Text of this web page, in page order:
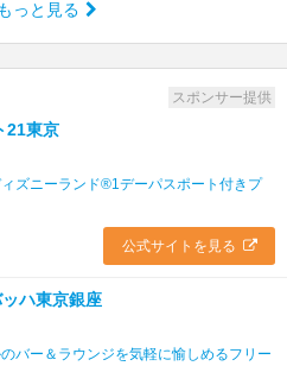
っと見る
スポンサー提供
21東京
ズニーランド®1デーパスポート付きプ
公式サイトを見る
ハ東京銀座
バー＆ラウンジを気軽に愉しめるフリー